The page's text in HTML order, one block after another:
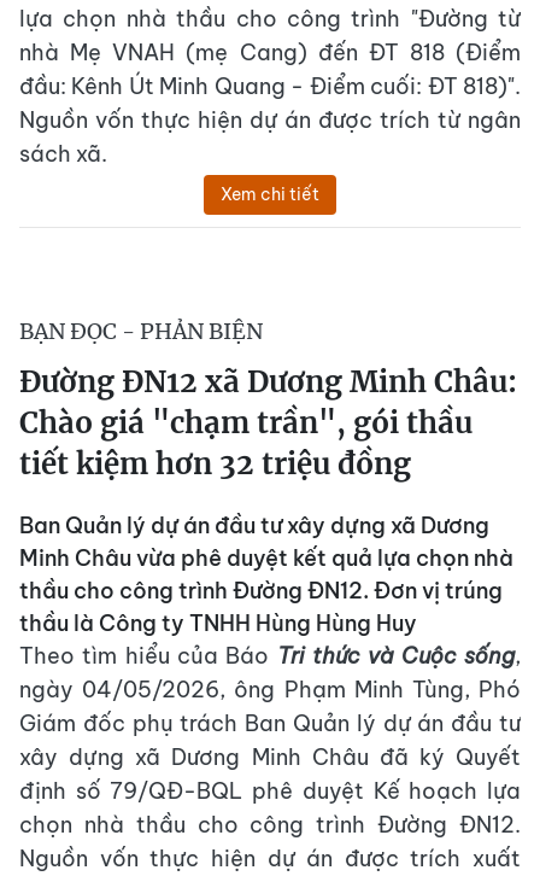
lựa chọn nhà thầu cho công trình "Đường từ
nhà Mẹ VNAH (mẹ Cang) đến ĐT 818 (Điểm
đầu: Kênh Út Minh Quang - Điểm cuối: ĐT 818)".
Nguồn vốn thực hiện dự án được trích từ ngân
sách xã.
Xem chi tiết
BẠN ĐỌC - PHẢN BIỆN
Đường ĐN12 xã Dương Minh Châu:
Chào giá "chạm trần", gói thầu
tiết kiệm hơn 32 triệu đồng
Ban Quản lý dự án đầu tư xây dựng xã Dương
Minh Châu vừa phê duyệt kết quả lựa chọn nhà
thầu cho công trình Đường ĐN12. Đơn vị trúng
thầu là Công ty TNHH Hùng Hùng Huy
Theo tìm hiểu của Báo Tri thức và Cuộc sống,
ngày 04/05/2026, ông Phạm Minh Tùng, Phó
Giám đốc phụ trách Ban Quản lý dự án đầu tư
xây dựng xã Dương Minh Châu đã ký Quyết
định số 79/QĐ-BQL phê duyệt Kế hoạch lựa
chọn nhà thầu cho công trình Đường ĐN12.
Nguồn vốn thực hiện dự án được trích xuất